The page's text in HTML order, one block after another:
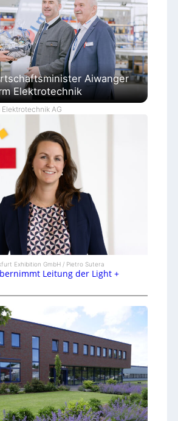
Aiwanger
Elektrotechnik
AG
Exhibition GmbH / Pietro Sutera
Leitung der Light +